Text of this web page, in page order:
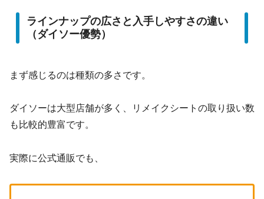
ラインナップの広さと入手しやすさの違い
（ダイソー優勢）
まず感じるのは種類の多さです。
ダイソーは大型店舗が多く、リメイクシートの取り扱い数
も比較的豊富です。
実際に公式通販でも、